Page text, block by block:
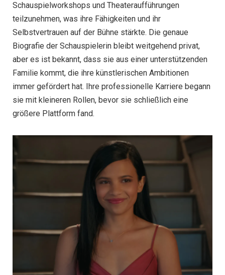
Schauspielworkshops und Theateraufführungen
teilzunehmen, was ihre Fähigkeiten und ihr
Selbstvertrauen auf der Bühne stärkte. Die genaue
Biografie der Schauspielerin bleibt weitgehend privat,
aber es ist bekannt, dass sie aus einer unterstützenden
Familie kommt, die ihre künstlerischen Ambitionen
immer gefördert hat. Ihre professionelle Karriere begann
sie mit kleineren Rollen, bevor sie schließlich eine
größere Plattform fand.